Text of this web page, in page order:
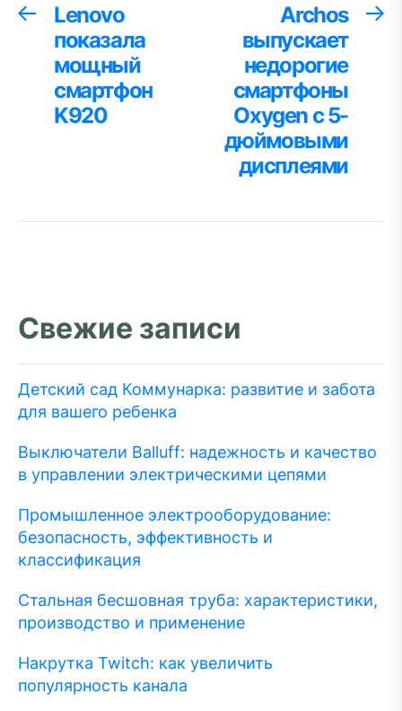
Навигация
записям
Предыдущая
запись:
Lenovo
показала
мощный
смартфон
K920
Archos
выпускает
недорогие
смартфоны
Oxygen с 5-
дюймовыми
дисплеями
Свежие записи
Детский сад Коммунарка: развитие и забота
для вашего ребенка
Выключатели Balluff: надежность и качество
в управлении электрическими цепями
Промышленное электрооборудование:
безопасность, эффективность и
классификация
Стальная бесшовная труба: характеристики,
производство и применение
Накрутка Twitch: как увеличить
популярность канала